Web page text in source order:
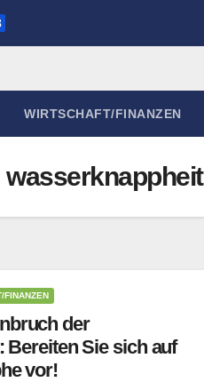
WIRTSCHAFT/FINANZEN
wasserknappheit
FINANZEN
der
Bereiten Sie sich auf
vor!